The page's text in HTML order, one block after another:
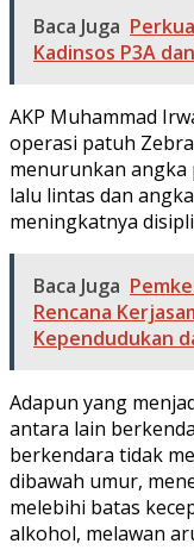
Baca Juga
Kadinsos P3A
AKP Muhammad
operasi patuh
menurunkan angka
lalu lintas dan
meningkatnya
Baca Juga
Rencana
Kependudukan
Adapun yang
antara lain
berkendara tidak
dibawah umur,
melebihi batas
alkohol, melawan